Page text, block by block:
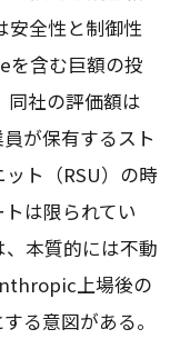
安全性と制御性
を含む巨額の投
同社の評価額は
が保有するスト
ト（RSU）の時
は限られてい
本質的には不動
上場後の
る意図がある。